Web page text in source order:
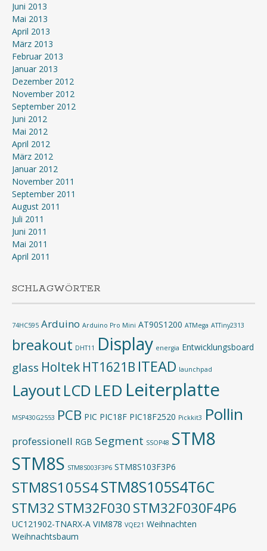
Juni 2013
Mai 2013
April 2013
März 2013
Februar 2013
Januar 2013
Dezember 2012
November 2012
September 2012
Juni 2012
Mai 2012
April 2012
März 2012
Januar 2012
November 2011
September 2011
August 2011
Juli 2011
Juni 2011
Mai 2011
April 2011
SCHLAGWÖRTER
74HC595 Arduino Arduino Pro Mini AT90S1200 ATMega ATTiny2313
breakout DHT11 Display energia Entwicklungsboard
glass Holtek HT1621B ITEAD launchpad
Layout LCD LED Leiterplatte
MSP430G2553 PCB PIC PIC18F PIC18F2520 Pickkit3 Pollin
professionell RGB Segment SSOP48 STM8
STM8S STM8S003F3P6 STM8S103F3P6
STM8S105S4STM8S105S4T6C
STM32 STM32F030STM32F030F4P6
UC121902-TNARX-A VIM878 VQE21 Weihnachten
Weihnachtsbaum